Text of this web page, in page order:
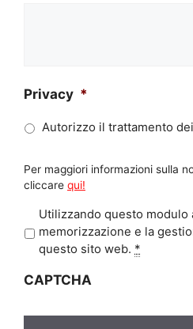
Privacy *
Autorizzo il trattamento
Per maggiori informazioni sulla
cliccare qui!
r
a
y
Utilizzando questo modulo
memorizzazione e la
questo sito web. *
CAPTCHA